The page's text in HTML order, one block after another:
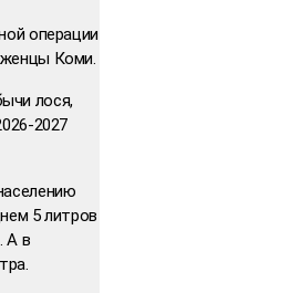
операции
Коми.
лося,
2027
5 литров
А в